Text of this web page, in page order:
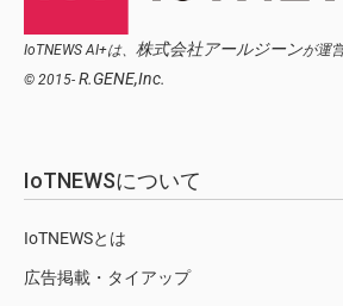
IoTNEWS AI+は、 株式会社アールジーンが運
© 2015- R.GENE,Inc.
IoTNEWSについて
IoTNEWSとは
広告掲載・タイアップ